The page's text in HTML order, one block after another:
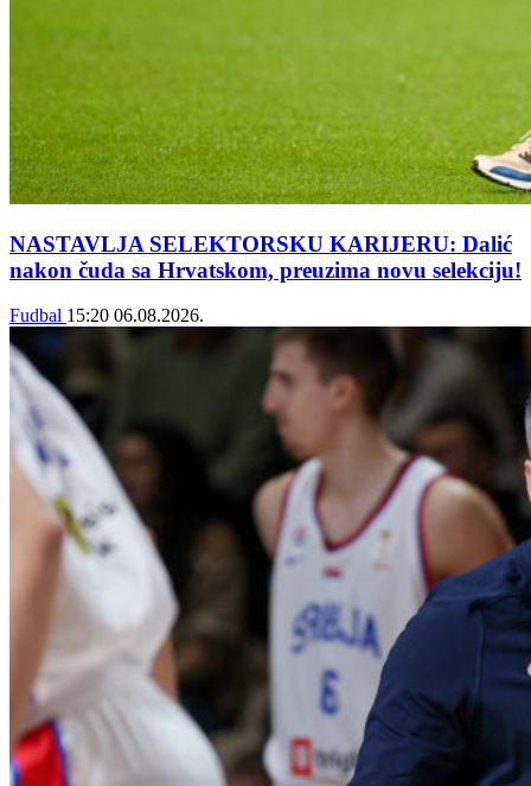
NASTAVLJA SELEKTORSKU KARIJERU: Dalić
nakon čuda sa Hrvatskom, preuzima novu selekciju!
Fudbal 15:20 06.08.2026.